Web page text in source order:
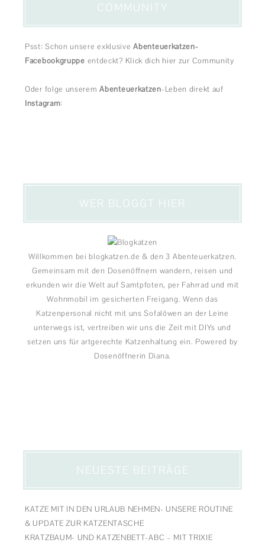
COMMUNITY
Psst: Schon unsere exklusiveAbenteuerkatzen-
Facebookgruppe entdeckt? Klick dich hier zur Community
Oder folge unseremAbenteuerkatzen-Leben direkt auf
Instagram:
WER BLOGGT HIER
Willkommen bei blogkatzen.de & den 3 Abenteuerkatzen.
Gemeinsam mit den Dosenöffnern wandern, reisen und
erkunden wir die Welt auf Samtpfoten, per Fahrrad und mit
Wohnmobil im gesicherten Freigang. Wenn das
Katzenpersonal nicht mit uns Sofalöwen an der Leine
unterwegs ist, vertreiben wir uns die Zeit mit DIYs und
setzen uns für artgerechte Katzenhaltung ein. Powered by
Dosenöffnerin Diana.
NEUESTE BEITRÄGE
KATZE MIT IN DEN URLAUB NEHMEN- UNSERE ROUTINE
& UPDATE ZUR KATZENTASCHE
KRATZBAUM- UND KATZENBETT-ABC – MIT TRIXIE